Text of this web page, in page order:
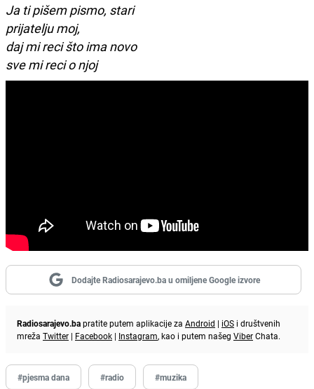
Ja ti pišem pismo, stari
prijatelju moj,
daj mi reci što ima novo
sve mi reci o njoj
Dodajte Radiosarajevo.ba u omiljene Google izvore
Radiosarajevo.bapratite putem aplikacije za Android | iOS i društvenih
mreža Twitter | Facebook | Instagram, kao i putem našeg ViberChata.
#pjesma dana #radio #muzika